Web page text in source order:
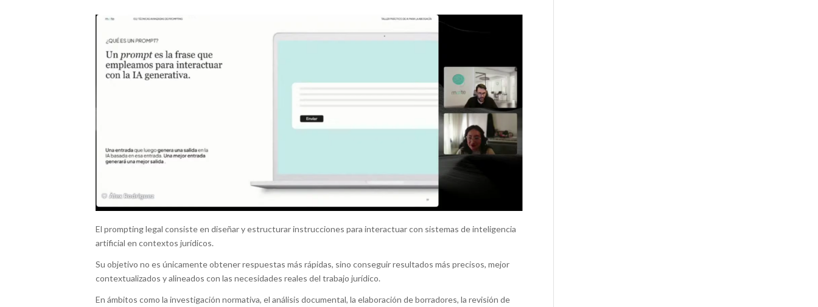
El prompting legal consiste en diseñar y estructurar instrucciones para interactuar con sistemas de inteligencia
artificial en contextos jurídicos.
Su objetivo no es únicamente obtener respuestas más rápidas, sino conseguir resultados más precisos, mejor
contextualizados y alineados con las necesidades reales del trabajo jurídico.
En ámbitos como la investigación normativa, el análisis documental, la elaboración de borradores, la revisión de